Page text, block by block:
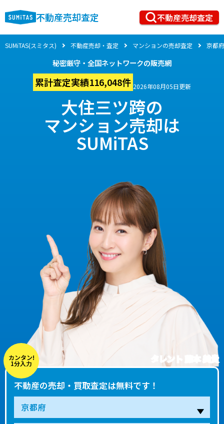
不動産売却査定 不動産売却査定
SUMiTAS(スミタス) 不動産売却・査定 マンションの売却査定 京都府
秘密厳守・全国ネットワークの販売網
累計査定実績116,048件 2026年08月05日更新
大住三ツ跨の
マンション売却は
SUMiTAS
タレント 藤本 美貴
カンタン!
1分入力
不動産の売却・買取査定は無料です！